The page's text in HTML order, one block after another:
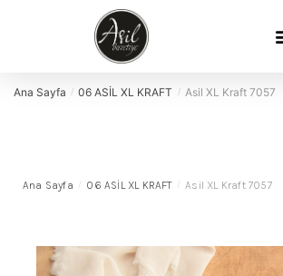
Ana Sayfa / 06 ASİL XL KRAFT / Asil XL Kraft 7057
Ana Sayfa / 06 ASİL XL KRAFT / Asil XL Kraft 7057